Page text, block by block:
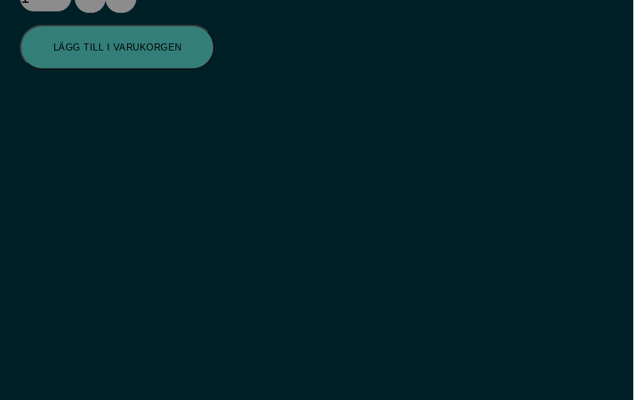
underhåll
av
VA-
system
LÄGG TILL I VARUKORGEN